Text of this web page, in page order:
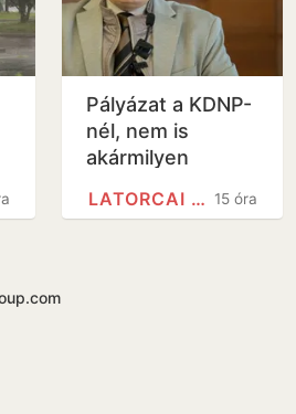
Pályázat a KDNP-
nél, nem is
akármilyen
15 óra
LATORCAI CSABA